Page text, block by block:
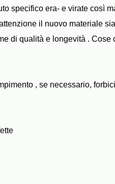
specifico era- e virate così
il nuovo materiale
di qualità e longevità . Cose
, se necessario, forbici